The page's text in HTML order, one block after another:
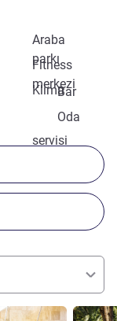
Araba
parkı
Fitness
merkezi
KlimaBar
Oda
servisi